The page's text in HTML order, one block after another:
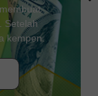
Setelah
kempen.